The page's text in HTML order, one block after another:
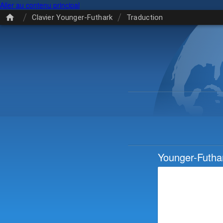
Aller au contenu principal
/ Clavier Younger-Futhark / Traduction
Younger-